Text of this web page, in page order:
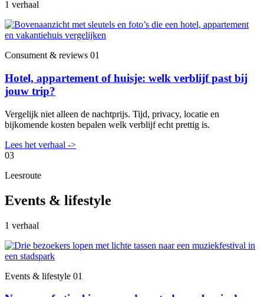
1 verhaal
Consument & reviews 01
Hotel, appartement of huisje: welk verblijf past bij
jouw trip?
Vergelijk niet alleen de nachtprijs. Tijd, privacy, locatie en
bijkomende kosten bepalen welk verblijf echt prettig is.
Lees het verhaal ->
03
Leesroute
Events & lifestyle
1 verhaal
Events & lifestyle 01